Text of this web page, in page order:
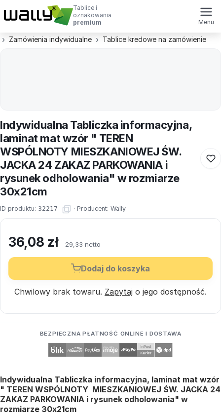
Tablice i
oznakowania
premium
Menu
Zamówienia indywidualne Tablice kredowe na zamówienie
Indywidualna Tabliczka informacyjna,
laminat mat wzór " TEREN
WSPÓLNOTY MIESZKANIOWEJ ŚW.
JACKA 24 ZAKAZ PARKOWANIA i
rysunek odholowania" w rozmiarze
30x21cm
ID produktu: 32217 · Producent: Wally
36,08 zł 29,33 netto
Dodaj do koszyka
Chwilowy brak towaru. Zapytaj o jego dostępność.
BEZPIECZNA PŁATNOŚĆ ONLINE I DOSTAWA
Indywidualna Tabliczka informacyjna, laminat mat wzór
" TEREN WSPÓLNOTY MIESZKANIOWEJ ŚW. JACKA 24
ZAKAZ PARKOWANIA i rysunek odholowania" w
rozmiarze 30x21cm